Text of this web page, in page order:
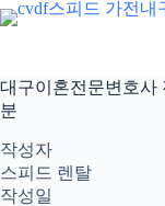
본
문
로
건
너
뛰
기
대구이혼전문변호사
분
작성자
스피드 렌탈
작성일